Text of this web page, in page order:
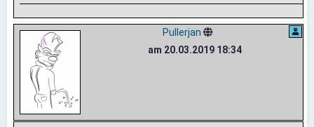
Pullerjan
am 20.03.2019 18:34